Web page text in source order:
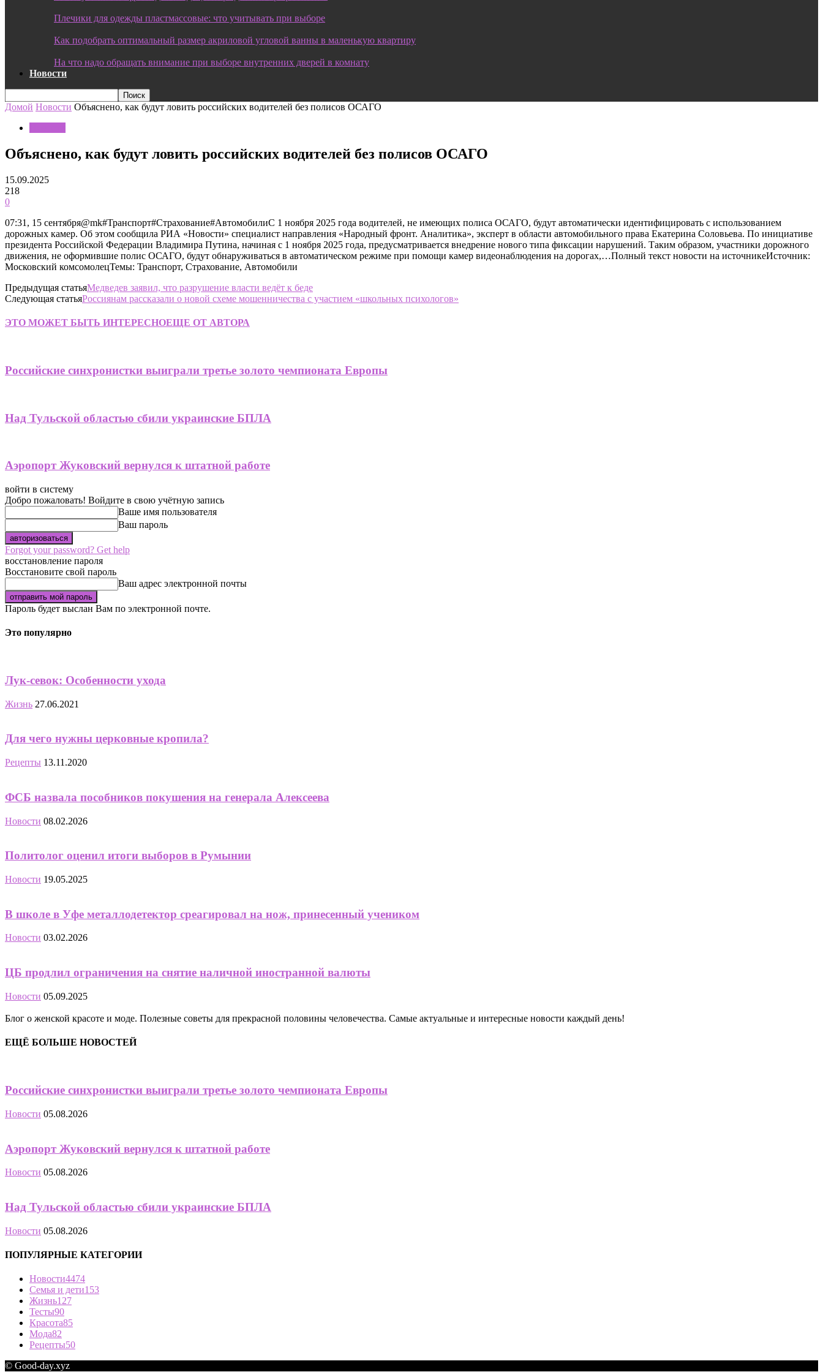
Плечики для одежды пластмассовые: что учитывать при выборе
Как подобрать оптимальный размер акриловой угловой ванны в маленькую квартиру
На что надо обращать внимание при выборе внутренних дверей в комнату
Новости
Домой Новости Объяснено, как будут ловить российских водителей без полисов ОСАГО
Объяснено, как будут ловить российских водителей без полисов ОСАГО
15.09.2025
218
0
07:31, 15 сентября@mk#Транспорт#Страхование#АвтомобилиС 1 ноября 2025 года водителей, не имеющих полиса ОСАГО, будут автоматически идентифицировать с использованием
дорожных камер. Об этом сообщила РИА «Новости» специалист направления «Народный фронт. Аналитика», эксперт в области автомобильного права Екатерина Соловьева. По инициативе
президента Российской Федерации Владимира Путина, начиная с 1 ноября 2025 года, предусматривается внедрение нового типа фиксации нарушений. Таким образом, участники дорожного
движения, не оформившие полис ОСАГО, будут обнаруживаться в автоматическом режиме при помощи камер видеонаблюдения на дорогах,…Полный текст новости на источникеИсточник:
Московский комсомолецТемы: Транспорт, Страхование, Автомобили
Предыдущая статьяМедведев заявил, что разрушение власти ведёт к беде
Следующая статьяРоссиянам рассказали о новой схеме мошенничества с участием «школьных психологов»
ЭТО МОЖЕТ БЫТЬ ИНТЕРЕСНОЕЩЕ ОТ АВТОРА
Российские синхронистки выиграли третье золото чемпионата Европы
Над Тульской областью сбили украинские БПЛА
Аэропорт Жуковский вернулся к штатной работе
войти в систему
Добро пожаловать! Войдите в свою учётную запись
Ваше имя пользователя
Ваш пароль
Forgot your password? Get help
восстановление пароля
Восстановите свой пароль
Ваш адрес электронной почты
Пароль будет выслан Вам по электронной почте.
Это популярно
Лук-севок: Особенности ухода
Жизнь 27.06.2021
Для чего нужны церковные кропила?
Рецепты 13.11.2020
ФСБ назвала пособников покушения на генерала Алексеева
Новости 08.02.2026
Политолог оценил итоги выборов в Румынии
Новости 19.05.2025
В школе в Уфе металлодетектор среагировал на нож, принесенный учеником
Новости 03.02.2026
ЦБ продлил ограничения на снятие наличной иностранной валюты
Новости 05.09.2025
Блог о женской красоте и моде. Полезные советы для прекрасной половины человечества. Самые актуальные и интересные новости каждый день!
ЕЩЁ БОЛЬШЕ НОВОСТЕЙ
Российские синхронистки выиграли третье золото чемпионата Европы
Новости 05.08.2026
Аэропорт Жуковский вернулся к штатной работе
Новости 05.08.2026
Над Тульской областью сбили украинские БПЛА
Новости 05.08.2026
ПОПУЛЯРНЫЕ КАТЕГОРИИ
Новости4474
Семья и дети153
Жизнь127
Тесты90
Красота85
Мода82
Рецепты50
© Good-day.xyz